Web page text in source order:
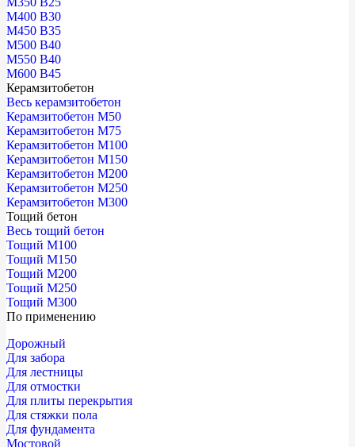
М400 В30
М450 В35
М500 В40
М550 В40
М600 В45
Керамзитобетон
Весь керамзитобетон
Керамзитобетон М50
Керамзитобетон М75
Керамзитобетон М100
Керамзитобетон М150
Керамзитобетон М200
Керамзитобетон М250
Керамзитобетон М300
Тощий бетон
Весь тощий бетон
Тощий М100
Тощий М150
Тощий М200
Тощий М250
Тощий М300
По применению
Дорожный
Для забора
Для лестницы
Для отмостки
Для плиты перекрытия
Для стяжки пола
Для фундамента
Мостовой